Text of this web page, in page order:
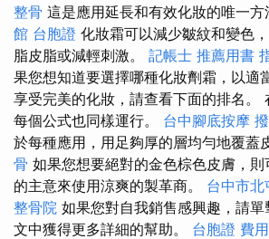
整骨 這是應用延長和有效化妝的唯一方
館 台胞證 化妝霜可以減少皺紋和變色
脂皮脂或減輕刺激。 記帳士 推薦用書
果您想知道要選擇哪種化妝劑霜，以適
享受完美的化妝，請查看下面的排名。
每個公式也同樣運行。 台中腳底按摩
於每種應用，用足夠厚的層均勻地覆蓋
骨 如果您想要絕對的金色棕色皮膚，
的主意來使用涼爽的製革商。 台中市北
整骨院 如果您對自我銷售感興趣，請
文中獲得更多詳細的幫助。 台胞證 費用